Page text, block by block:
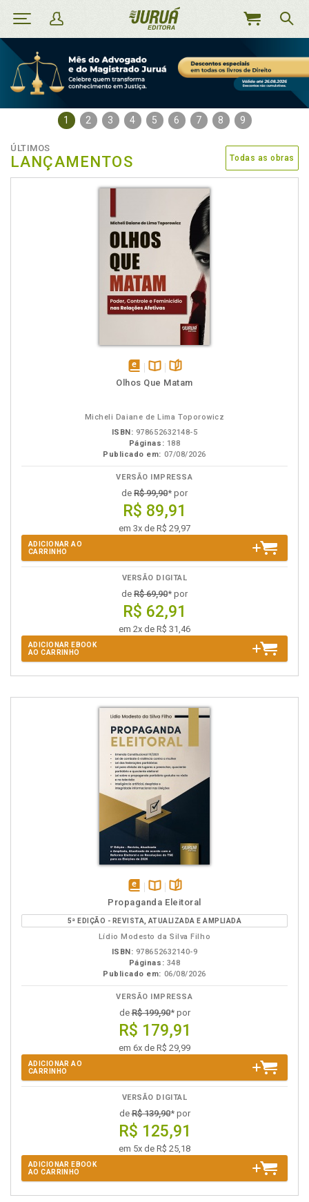
MEU
1 2 3 4 5 6 7 8 9
ÚLTIMOS
LANÇAMENTOS Todas as obras
disponívelDisponível
páginas
Olhos Que Matam
Micheli Daiane de Lima Toporowicz
ISBN: 978652632148-5
Páginas: 188
Publicado em: 07/08/2026
VERSÃO IMPRESSA
de R$ 99,90* por
R$ 89,91
em 3x de R$ 29,97
ADICIONAR AO
CARRINHO
VERSÃO DIGITAL
de R$ 69,90* por
R$ 62,91
em 2x de R$ 31,46
ADICIONAR EBOOK
AO CARRINHO
disponível
em
eBook
Disponível
na
B.V.
páginas
Propaganda Eleitoral
5ª EDIÇÃO - REVISTA, ATUALIZADA E AMPLIADA
Lídio Modesto da Silva Filho
ISBN: 978652632140-9
Páginas: 348
Publicado em: 06/08/2026
VERSÃO IMPRESSA
deR$ 199,90* por
R$ 179,91
em 6x de R$ 29,99
ADICIONAR AO
CARRINHO
VERSÃO DIGITAL
deR$ 139,90* por
R$ 125,91
em 5x de R$ 25,18
ADICIONAR EBOOK
AO CARRINHO